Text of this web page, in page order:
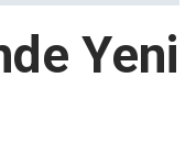
Yeni